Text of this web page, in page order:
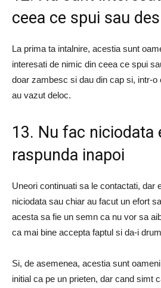
ceea ce spui sau
La prima ta intalnire, acestia sunt
interesati de nimic din ceea ce spui
doar zambesc si dau din cap si, intr-o
au vazut deloc.
13. Nu fac niciodata
raspunda inapoi
Uneori continuati sa le contactati, dar
niciodata sau chiar au facut un efort
acesta sa fie un semn ca nu vor sa
ca mai bine accepta faptul si da-i
Si, de asemenea, acestia sunt
initial ca pe un prieten, dar cand simt